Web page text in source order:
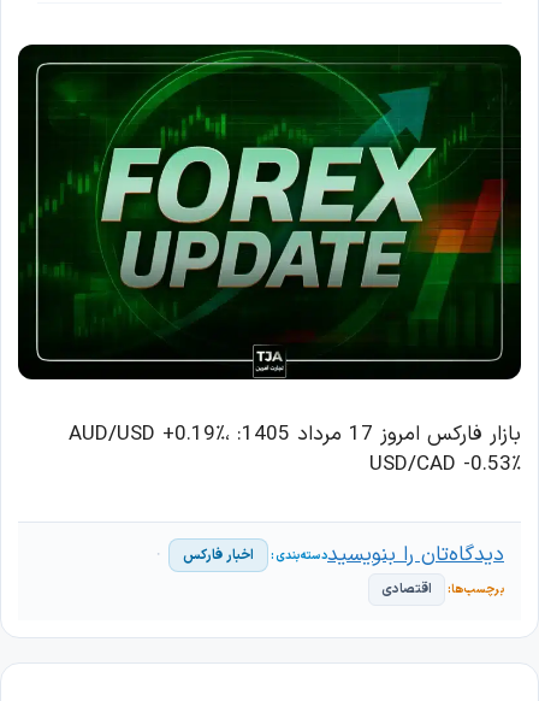
بازار فارکس امروز 17 مرداد 1405: AUD/USD +0.19٪،
USD/CAD -0.53٪
اخبار فارکس
اقتصادی
دیدگاه‌تان را بنویسید